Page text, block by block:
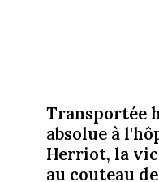
Transportée
absolue à
Herriot, la
au couteau